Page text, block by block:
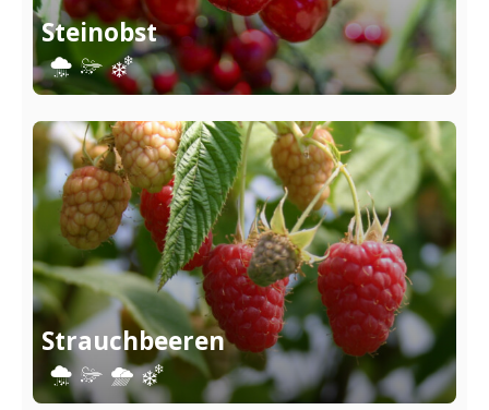
Steinobst
Strauchbeeren